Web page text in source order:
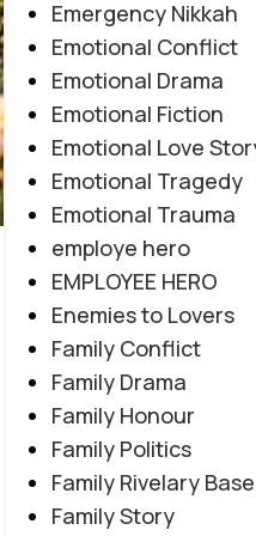
AFTER MARRIAGE
MYSTERY ,REVENGE
Tashnagi e
Posted
Tashnagi e Yaar
Tribal Feud |
Based | Feudal
Emergency Nikkah
Emotional Conflict
Emotional Drama
Emotional Fiction
Emotional Love
Emotional Tragedy
Emotional Trauma
employe hero
EMPLOYEE HERO
Enemies to Lovers
Family Conflict
Family Drama
Family Honour
Family Politics
Family Rivelary
Family Story